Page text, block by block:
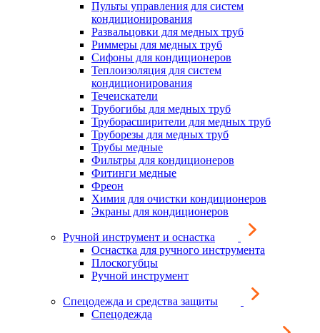
Пульты управления для систем
кондиционирования
Развальцовки для медных труб
Риммеры для медных труб
Сифоны для кондиционеров
Теплоизоляция для систем
кондиционирования
Течеискатели
Трубогибы для медных труб
Труборасширители для медных труб
Труборезы для медных труб
Трубы медные
Фильтры для кондиционеров
Фитинги медные
Фреон
Химия для очистки кондиционеров
Экраны для кондиционеров
Ручной инструмент и оснастка
Оснастка для ручного инструмента
Плоскогубцы
Ручной инструмент
Спецодежда и средства защиты
Спецодежда